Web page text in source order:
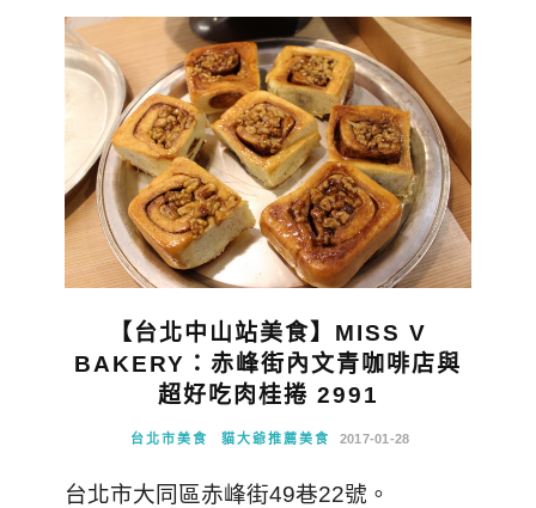
【台北中山站美食】MISS V
BAKERY：赤峰街內文青咖啡店與
超好吃肉桂捲 2991
台北市美食 貓大爺推薦美食 2017-01-28
台北市大同區赤峰街49巷22號。